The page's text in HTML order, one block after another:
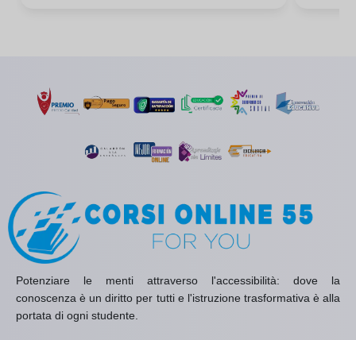
Potenziare le menti attraverso l'accessibilità: dove la
conoscenza è un diritto per tutti e l'istruzione trasformativa è alla
portata di ogni studente.